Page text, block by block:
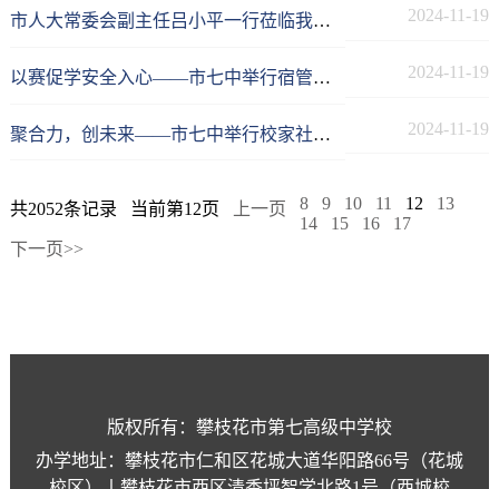
市人大常委会副主任吕小平一行莅临我校视察调研 2024-11-19
以赛促学安全入心——市七中举行宿管教师安全知识竞赛 2024-11-19
聚合力，创未来——市七中举行校家社协同育人工作推进会 2024-11-19
共2052条记录 当前第12页 上一页 8 9 10 11 12
13
14
15 16
17
下一页>>
版权所有：攀枝花市第七高级中学校
办学地址：攀枝花市仁和区花城大道华阳路66号（花城